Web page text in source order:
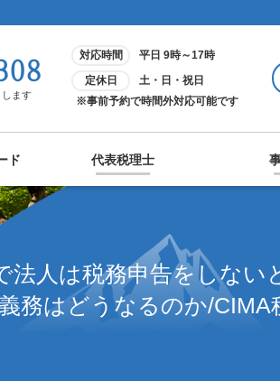
ます
対応時間
平日 9時～17時
定休日
土・日・祝日
※事前予約で時間外対応可能です
ド 代表税理士
法人は税務申告をしない
務はどうなるのか/CIMA